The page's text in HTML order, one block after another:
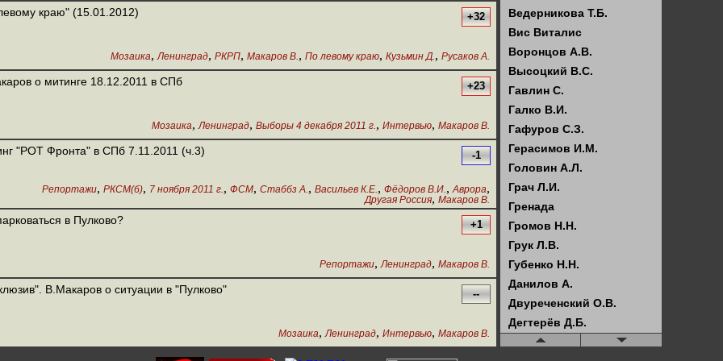
краю" (15.01.2012) +32
Мозаика, Ленинград, РКРП, Макаров В., По левому краю, Кузьмин Д., Русаков А.
о митинге 18.12.2011 в СПб +23
Мозаика, Ленинград, Выборы 4 декабря 2011 г., Интервью, Макаров В.
"РОТ Фронта" в СПб 7.11.2011 (ч.3) -1
Репортажи, РКСМ(б), 7 ноября 2011 г., ФСМ, Стаббз А., Васильев К.Е., Фёдоров В.И., Аврора,
Другая Россия, Макаров В.
в Пулково? +1
Репортажи, Ленинград, Макаров В.
В.Макаров о ситуации в "Пулково" --
Мозаика, Ленинград, Интервью, Макаров В.
Ведерникова Т.Б.
Вис Виталис
Воронцов А.В.
Высоцкий В.С.
Гавлин С.
Галко В.И.
Гафуров С.З.
Герасимов И.М.
Головин А.Л.
Грач Л.И.
Гренада
Громов Н.Н.
Грук Л.В.
Губенко Н.Н.
Данилов А.
Двуреченский О.В.
Дегтерёв Д.Б.
Делягин М.